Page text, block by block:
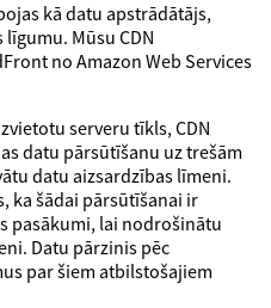
kā datu apstrādātājs,
Mūsu CDN
no Amazon Web Services
serveru tīkls, CDN
datu pārsūtīšanu uz trešām
datu aizsardzības līmeni.
ka šādai pārsūtīšanai ir
pasākumi, lai nodrošinātu
Datu pārzinis pēc
par šiem atbilstošajiem